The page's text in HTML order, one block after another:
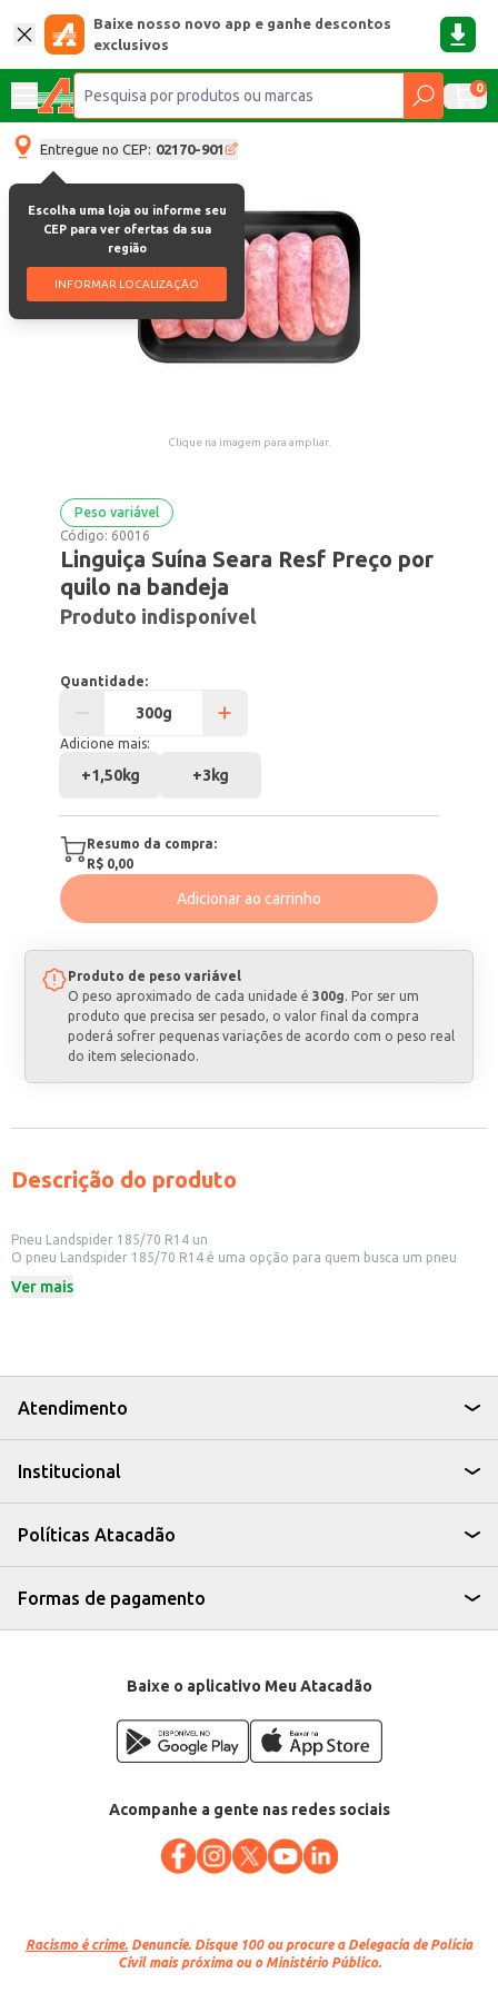
Baixe nosso novo app e ganhe descontos
exclusivos
0
Entregue no CEP: 02170-901
Escolha uma loja ou informe seu
CEP para ver ofertas da sua
região
INFORMAR LOCALIZAÇÃO
Clique na imagem para ampliar.
Peso variável
Código: 60016
Linguiça Suína Seara Resf Preço por
quilo na bandeja
Produto indisponível
Quantidade:
Adicione mais:
+1,50kg +3kg
Resumo da compra:
R$ 0,00
Adicionar ao carrinho
Produto de peso variável
O peso aproximado de cada unidade é 300g. Por ser um
produto que precisa ser pesado, o valor final da compra
poderá sofrer pequenas variações de acordo com o peso real
do item selecionado.
Descrição do produto
Pneu Landspider 185/70 R14 un
O pneu Landspider 185/70 R14 é uma opção para quem busca um pneu
bom desempenho em diferentes condições de uso.
Ideal para quem busca um pneu com boa relação custo-benefício.
O pneu Landspider 185/70 R14 é uma escolha prática para quem busca
segurança e eficiência para o seu veículo.
Ver mais
Atendimento
Institucional
Políticas Atacadão
Formas de pagamento
Baixe o aplicativo Meu Atacadão
Acompanhe a gente nas redes sociais
Racismo é crime. Denuncie. Disque 100 ou procure a Delegacia de Polícia
Civil mais próxima ou o Ministério Público.